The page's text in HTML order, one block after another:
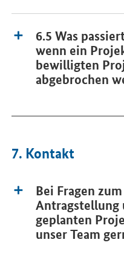
6.5 Was
wenn ein
bewilligten
abgebrochen
7. Kontakt
Bei Fragen
Antragstellung
geplanten
unser Team